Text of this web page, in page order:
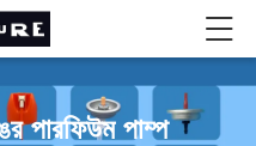
পারফিউম পাম্প